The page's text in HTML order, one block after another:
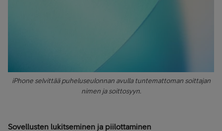
iPhone selvittää puheluseulonnan avulla tuntemattoman soittajan
nimen ja soittosyyn.
Sovellusten lukitseminen ja piilottaminen